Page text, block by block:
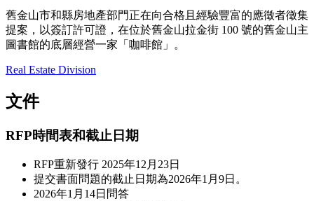
舊金山市和縣房地產部門正在向合格且經驗豐富的應徵者徵集
提案，以簽訂許可證，在位於舊金山拉金街 100 號的舊金山主
圖書館的底層經營一家「咖啡館」。
Real Estate Division
文件
RFP時間表和截止日期
RFP重新發行 2025年12月23日
提交書面問題的截止日期為2026年1月9日。
2026年1月14日問答